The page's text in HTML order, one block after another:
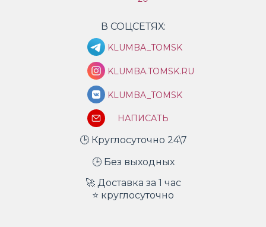
В СОЦСЕТЯХ:
KLUMBA_TOMSK
KLUMBA.TOMSK.RU
KLUMBA_TOMSK
НАПИСАТЬ
🕒 Круглосуточно 24\7
🕒 Без выходных
🚀 Доставка за 1 час
⭐ круглосуточно